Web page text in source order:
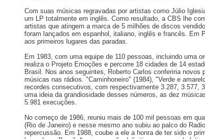
Com suas músicas regravadas por artistas como Júlio
um LP totalmente em inglês. Como resultado, a CBS lhe
artistas que atingem a marca de 5 milhões de discos
foram lançados em espanhol, italiano, inglês e francês. Em
aos primeiros lugares das paradas.
Em 1983, com uma equipe de 110 pessoas, incluindo uma
realiza o Projeto Emoções e percorre 18 cidades de 14
Brasil. Nos anos seguintes, Roberto Carlos conferiria novos
músicas nas rádios. "Caminhoneiro" (1984), "Verde e
recordes consecutivos, com respectivamente 3.287, 3.577,
uma ideia da grandiosidade desses números, as dez
5.981 execuções.
No começo de 1986, reuniu mais de 100 mil pessoas em
(Rio de Janeiro) e nesse mesmo ano subiu ao palco do
repercussão. Em 1988, coube a ele a honra de ter sido o